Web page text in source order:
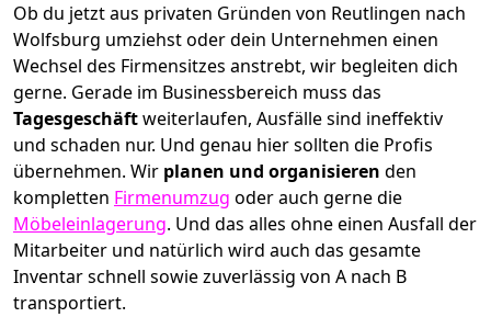
Ob du jetzt aus privaten Gründen von Reutlingen nach
Wolfsburg umziehst oder dein Unternehmen einen
Wechsel des Firmensitzes anstrebt, wir begleiten dich
gerne. Gerade im Businessbereich muss das
Tagesgeschäftweiterlaufen, Ausfälle sind ineffektiv
und schaden nur. Und genau hier sollten die Profis
übernehmen. Wir planen und organisieren den
kompletten Firmenumzug oder auch gerne die
Möbeleinlagerung. Und das alles ohne einen Ausfall der
Mitarbeiter und natürlich wird auch das gesamte
Inventar schnell sowie zuverlässig von A nach B
transportiert.